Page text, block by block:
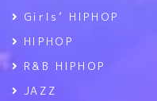
Girls’ HIPHOP
HIPHOP
R&B HIPHOP
JAZZ